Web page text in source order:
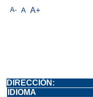
A- A A+
DIRECCIÓN:
IDIOMA